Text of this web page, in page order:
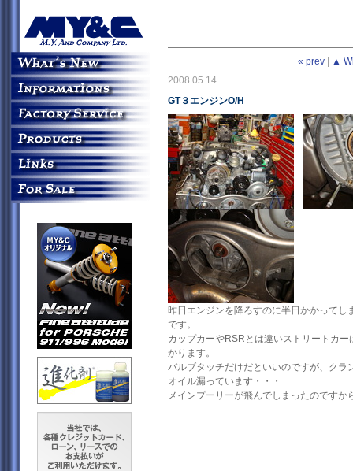
« prev
▲
2008.05.14
GT３エンジンO/H
昨日エンジンを降ろすのに半日かかってし
です。
カップカーやRSRとは違いストリートカ
かります。
バルブタッチだけだといいのですが、クラ
オイル漏っています・・・
メインプーリーが飛んでしまったのですか